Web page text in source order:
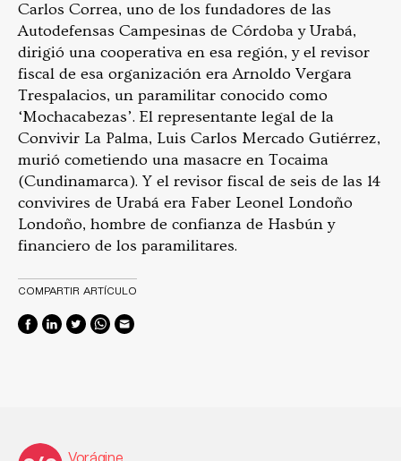
Carlos Correa, uno de los fundadores de las
Autodefensas Campesinas de Córdoba y Urabá,
dirigió una cooperativa en esa región, y el revisor
fiscal de esa organización era Arnoldo Vergara
Trespalacios, un paramilitar conocido como
‘Mochacabezas’. El representante legal de la
Convivir La Palma, Luis Carlos Mercado Gutiérrez,
murió cometiendo una masacre en Tocaima
(Cundinamarca). Y el revisor fiscal de seis de las 14
convivires de Urabá era Faber Leonel Londoño
Londoño, hombre de confianza de Hasbún y
financiero de los paramilitares.
COMPARTIR ARTÍCULO
Vorágine